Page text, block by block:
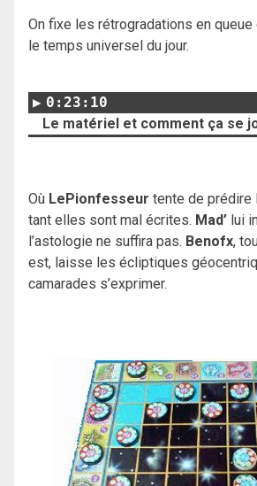
On fixe les rétrogradations en
le temps universel du jour.
0:23:10
Le matériel et comment ça se
Où LePionfesseur tente de prédire
tant elles sont mal écrites. Mad’ lui
l’astologie ne suffira pas. Benofx,
est, laisse les écliptiques
camarades s’exprimer.